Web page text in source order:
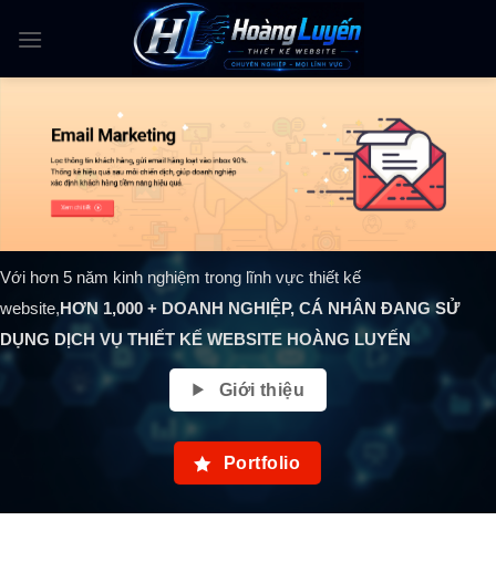
content
Với hơn 5 năm kinh nghiệm trong lĩnh vực thiết kế
website,HƠN 1,000 + DOANH NGHIỆP, CÁ NHÂN ĐANG SỬ
DỤNG DỊCH VỤ THIẾT KẾ WEBSITE HOÀNG LUYẾN
Giới thiệu
Portfolio